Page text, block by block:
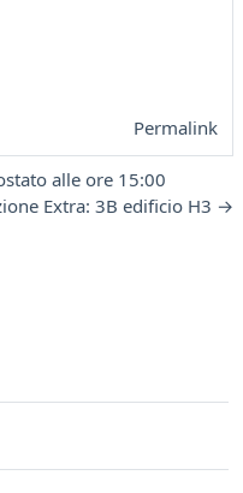
Permalink
alle ore 15:00
Extra: 3B edificio H3 →